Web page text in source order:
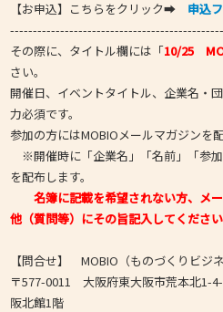
【お申込】こちらをクリック➡ 申込
その際に、タイトル欄には「10/25
さい。
開催日、イベントタイトル、企業名・
力必須です。
参加の方にはMOBIOメールマガジンを
※開催時に「企業名」「名前」「参
を配布します。
名簿に記載を希望されない方、メ
他（質問等）にその旨記入してください
【問合せ】 MOBIO（ものづくりビジ
〒577-0011 大阪府東大阪市荒本北1-
阪北館1階